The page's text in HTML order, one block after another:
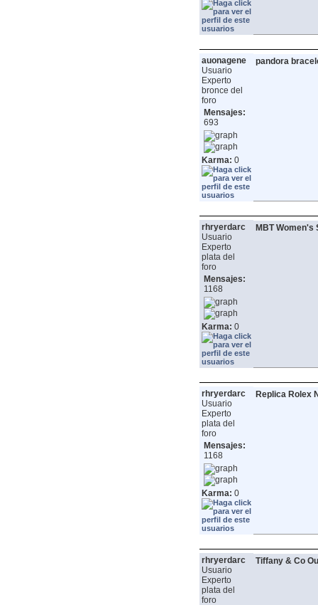
auonagene
Usuario
Experto
bronce del
foro
Mensajes:
693
Karma: 0
pandora
rhryerdarc
Usuario
Experto
plata del
foro
Mensajes:
1168
Karma: 0
MBT Women's
rhryerdarc
Usuario
Experto
plata del
foro
Mensajes:
1168
Karma: 0
Replica Rolex
rhryerdarc
Usuario
Experto
plata del
foro
Tiffany & Co